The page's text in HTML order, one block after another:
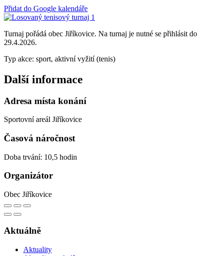
Přidat do Google kalendáře
Turnaj pořádá obec Jiříkovice. Na turnaj je nutné se přihlásit do
29.4.2026.
Typ akce: sport, aktivní vyžití (tenis)
Další informace
Adresa místa konání
Sportovní areál Jiříkovice
Časová náročnost
Doba trvání: 10,5 hodin
Organizátor
Obec Jiříkovice
Aktuálně
Aktuality